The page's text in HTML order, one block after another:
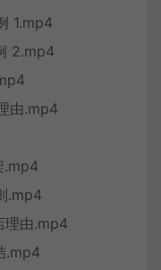
1.mp4
2.mp4
由.mp4
.mp4
.mp4
理由.mp4
.mp4